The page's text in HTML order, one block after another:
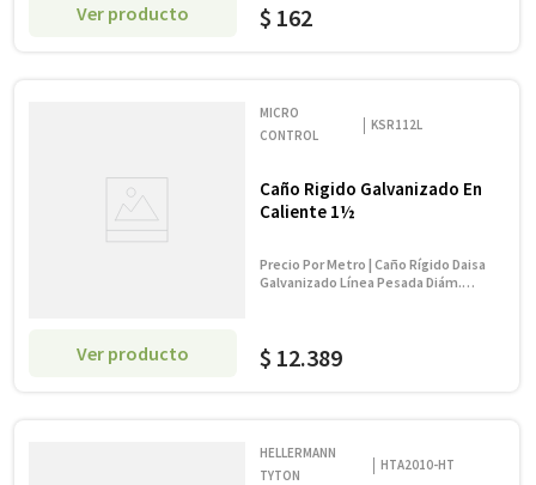
Ver producto $ 162
Ver producto
MICRO
CONTROL
KSR112L
Caño Rigido Galvanizado En
Caliente 1½
Precio Por Metro | Caño Rígido Daisa
Galvanizado Línea Pesada Diám.
$ 12.389
HELLERMANN
TYTON
HTA2010-HT